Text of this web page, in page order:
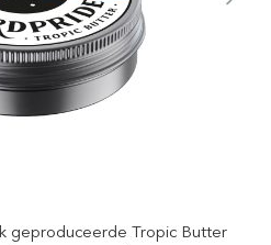
geproduceerde Tropic Butter